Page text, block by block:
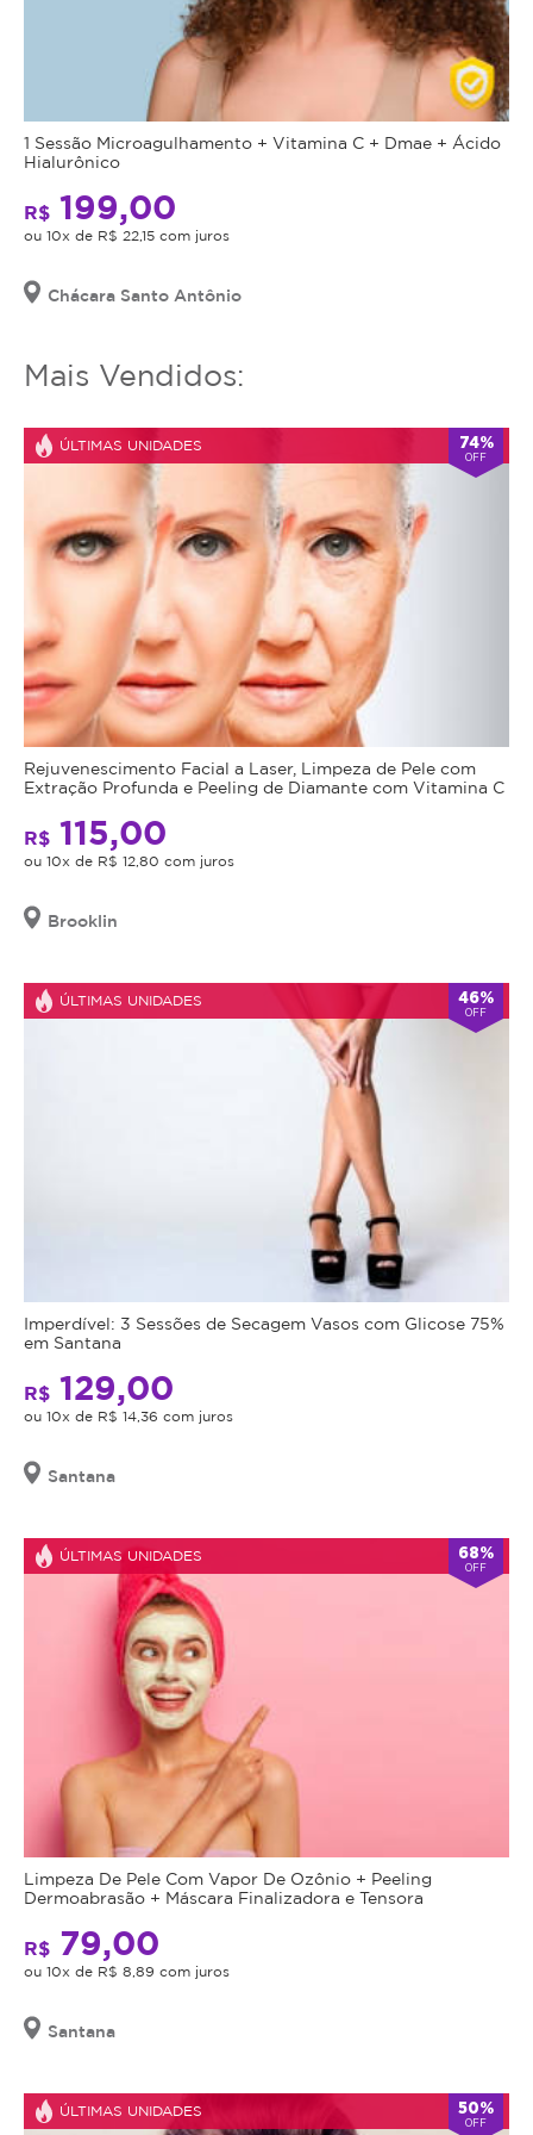
ou
estornar
mesmo.
contribuir
"empinar"
os
glúteos,
melhorando
sua
e
1 Sessão Microagulhamento + Vitamina C + Dmae + Ácido
Hialurônico
R$ 199,00
ou 10x de R$ 22,15 com juros
Chácara Santo Antônio
Mais Vendidos:
ÚLTIMAS UNIDADES 74%
OFF
Rejuvenescimento Facial a Laser, Limpeza de Pele com
Extração Profunda e Peeling de Diamante com Vitamina C
R$ 115,00
ou 10x de R$ 12,80 com juros
Brooklin
ÚLTIMAS UNIDADES 46%
OFF
Imperdível: 3 Sessões de Secagem Vasos com Glicose 75%
em Santana
R$ 129,00
ou 10x de R$ 14,36 com juros
Santana
ÚLTIMAS UNIDADES 68%
OFF
Limpeza De Pele Com Vapor De Ozônio + Peeling
Dermoabrasão + Máscara Finalizadora e Tensora
R$ 79,00
ou 10x de R$ 8,89 com juros
Santana
ÚLTIMAS UNIDADES 50%
OFF